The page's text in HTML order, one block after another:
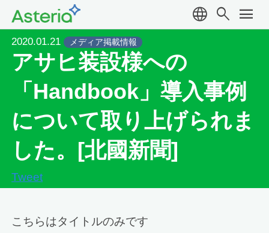
language search menu
2020.01.21 メディア掲載情報
アサヒ装設様への
「Handbook」導入事例
について取り上げられま
した。[北國新聞]
Tweet
こちらはタイトルのみです